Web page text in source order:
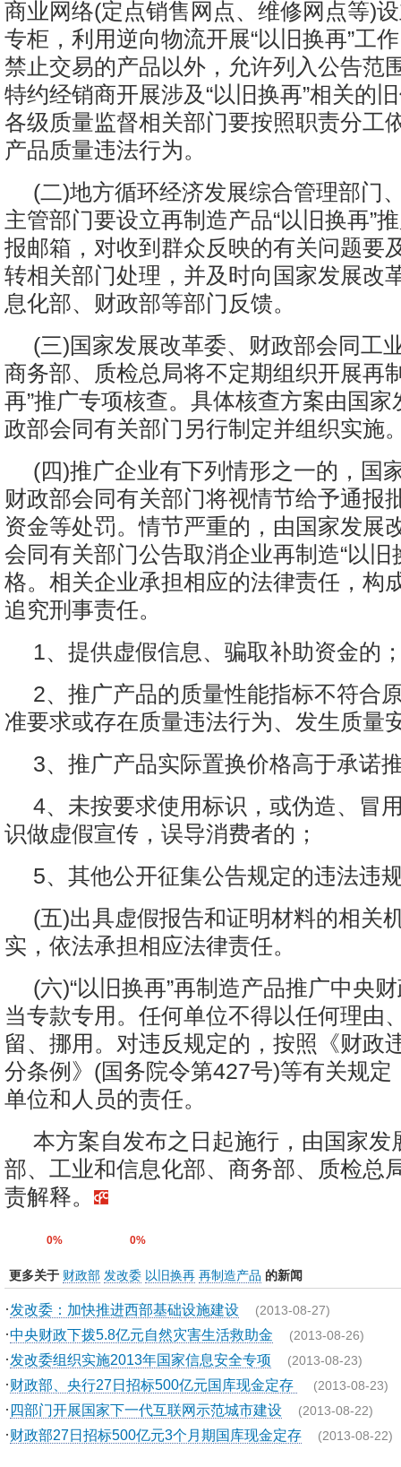
商业网络(定点销售网点、维修网点等)
专柜，利用逆向物流开展“以旧换再”工
禁止交易的产品以外，允许列入公告范
特约经销商开展涉及“以旧换再”相关的
各级质量监督相关部门要按照职责分工
产品质量违法行为。
(二)地方循环经济发展综合管理部门
主管部门要设立再制造产品“以旧换再”
报邮箱，对收到群众反映的有关问题要
转相关部门处理，并及时向国家发展改
息化部、财政部等部门反馈。
(三)国家发展改革委、财政部会同工
商务部、质检总局将不定期组织开展再
再”推广专项核查。具体核查方案由国
政部会同有关部门另行制定并组织实施
(四)推广企业有下列情形之一的，国
财政部会同有关部门将视情节给予通报
资金等处罚。情节严重的，由国家发展
会同有关部门公告取消企业再制造“以旧
格。相关企业承担相应的法律责任，构
追究刑事责任。
1、提供虚假信息、骗取补助资金的
2、推广产品的质量性能指标不符合
准要求或存在质量违法行为、发生质量
3、推广产品实际置换价格高于承诺
4、未按要求使用标识，或伪造、冒
识做虚假宣传，误导消费者的；
5、其他公开征集公告规定的违法违
(五)出具虚假报告和证明材料的相关
实，依法承担相应法律责任。
(六)“以旧换再”再制造产品推广中央
当专款专用。任何单位不得以任何理由
留、挪用。对违反规定的，按照《财政
分条例》(国务院令第427号)等有关规定
单位和人员的责任。
本方案自发布之日起施行，由国家发
部、工业和信息化部、商务部、质检总
责解释。
0% 0%
更多关于 财政部 发改委 以旧换再 再制造产品 的新闻
·发改委：加快推进西部基础设施建设 (2013-08-27)
·中央财政下拨5.8亿元自然灾害生活救助金 (2013-08-26)
·发改委组织实施2013年国家信息安全专项 (2013-08-23)
·财政部、央行27日招标500亿元国库现金定存 (2013-08-23)
· 四部门开展国家下一代互联网示范城市建设 (2013-08-22)
·财政部27日招标500亿元3个月期国库现金定存 (2013-08-22)